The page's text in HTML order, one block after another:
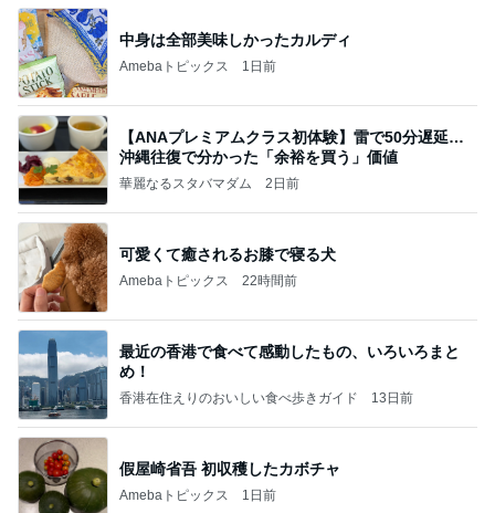
中身は全部美味しかったカルディ
Amebaトピックス 1日前
【ANAプレミアムクラス初体験】雷で50分遅延…
沖縄往復で分かった「余裕を買う」価値
華麗なるスタバマダム 2日前
可愛くて癒されるお膝で寝る犬
Amebaトピックス 22時間前
最近の香港で食べて感動したもの、いろいろまと
め！
香港在住えりのおいしい食べ歩きガイド 13日前
假屋崎省吾 初収穫したカボチャ
Amebaトピックス 1日前